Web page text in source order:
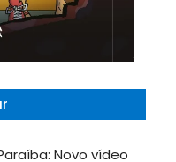
Novo vídeo